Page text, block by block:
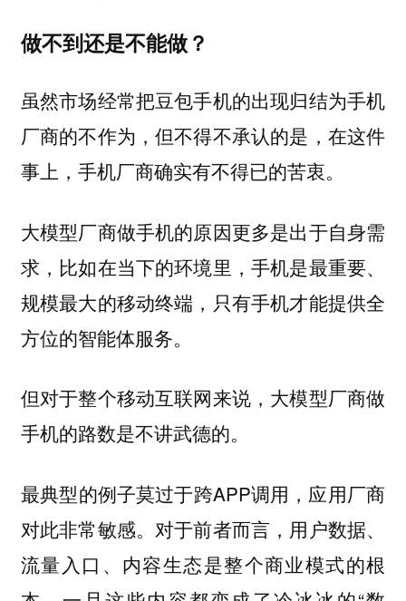
做不到还是不能做？
虽然市场经常把豆包手机的出现归结为手机
厂商的不作为，但不得不承认的是，在这件
事上，手机厂商确实有不得已的苦衷。
大模型厂商做手机的原因更多是出于自身需
求，比如在当下的环境里，手机是最重要、
规模最大的移动终端，只有手机才能提供全
方位的智能体服务。
但对于整个移动互联网来说，大模型厂商做
手机的路数是不讲武德的。
最典型的例子莫过于跨APP调用，应用厂商
对此非常敏感。对于前者而言，用户数据、
流量入口、内容生态是整个商业模式的根